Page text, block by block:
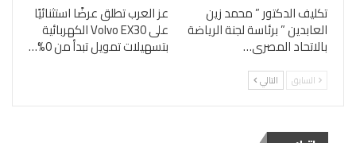
تكليف الدكتور ” محمد زين
العابدين ” برئاسة لجنة الرياضة
بالاتحاد المصرى…
عز العرب تطلق عرضًا استثنائيًا
على Volvo EX30 الكهربائية
بتسهيلات تمويل تبدأ من 0%…
السابق التالي